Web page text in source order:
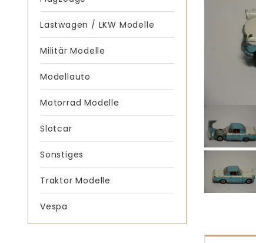
Lastwagen / LKW Modelle
Militär Modelle
Modellauto
Motorrad Modelle
Slotcar
Sonstiges
Traktor Modelle
Vespa